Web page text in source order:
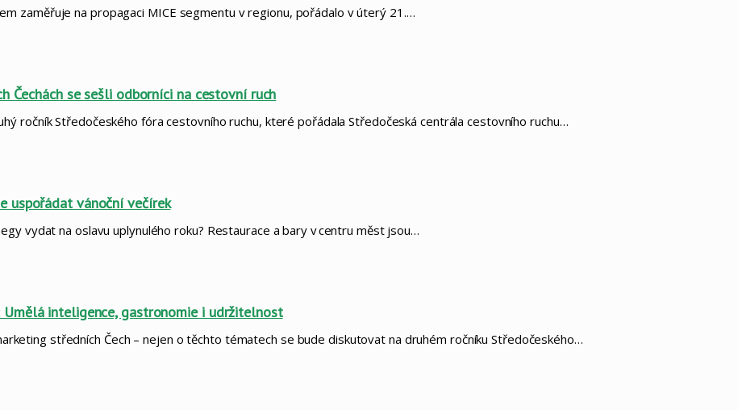
zaměřuje na propagaci MICE segmentu v regionu, pořádalo v úterý 21.…
Čechách se sešli odborníci na cestovní ruch
ročník Středočeského fóra cestovního ruchu, které pořádala Středočeská centrála cestovního ruchu…
uspořádat vánoční večírek
vydat na oslavu uplynulého roku? Restaurace a bary v centru měst jsou…
inteligence, gastronomie i udržitelnost
středních Čech – nejen o těchto tématech se bude diskutovat na druhém ročníku Středočeského…